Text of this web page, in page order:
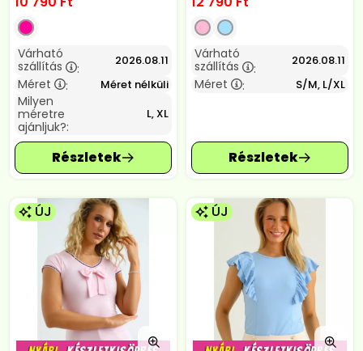
Várható
szállítás
: 2026.08.11
Méret : Méret nélküli
Milyen
méretre
ajánljuk?:
L, XL
Várható
szállítás
: 2026.08.11
Méret : S/M, L/XL
ÚJ ÚJ